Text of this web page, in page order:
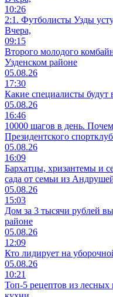
10:26
2:1. Футболисты Узды
Вчера,
09:15
Второго молодого
Узденском районе
05.08.26
17:30
Какие специалисты
05.08.26
16:46
10000 шагов в день.
Президентского
05.08.26
16:09
Бархатцы, хризантемы и
сада от семьи из
05.08.26
15:03
Дом за 3 тысячи рублей
районе
05.08.26
12:09
Кто лидирует на
05.08.26
10:21
Топ-5 рецептов из лесных